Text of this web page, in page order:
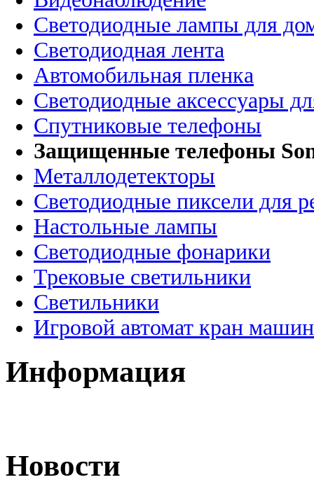
Светодиодные лампы для
Светодиодная лента
Автомобильная пленка
Светодиодные аксессуары
Спутниковые телефоны
Защищенные телефоны
Металлодетекторы
Светодиодные пиксели для
Настольные лампы
Светодиодные фонарики
Трековые светильники
Светильники
Игровой автомат кран
Информация
Новости